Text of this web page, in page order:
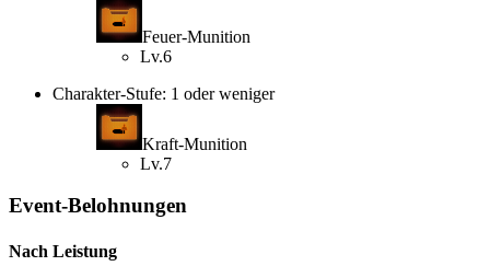
Feuer-Munition
Lv.6
Charakter-Stufe: 1 oder weniger
Kraft-Munition
Lv.7
Event-Belohnungen
Nach Leistung